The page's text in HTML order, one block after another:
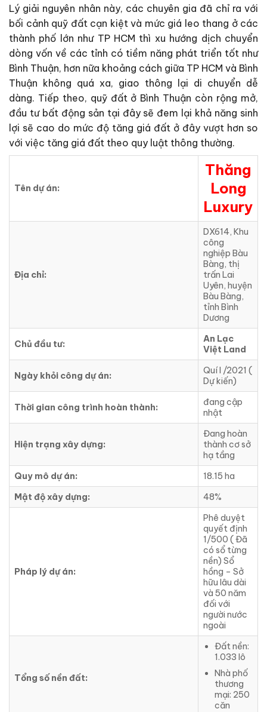
Lý giải nguyên nhân này, các chuyên gia đã chỉ ra với
bối cảnh quỹ đất cạn kiệt và mức giá leo thang ở các
thành phố lớn như TP HCM thì xu hướng dịch chuyển
dòng vốn về các tỉnh có tiềm năng phát triển tốt như
Bình Thuận, hơn nữa khoảng cách giữa TP HCM và Bình
Thuận không quá xa, giao thông lại di chuyển dễ
dàng. Tiếp theo, quỹ đất ở Bình Thuận còn rộng mở,
đầu tư bất động sản tại đây sẽ đem lại khả năng sinh
lợi sẽ cao do mức độ tăng giá đất ở đây vượt hơn so
với việc tăng giá đất theo quy luật thông thường.
Tên dự án:
Thăng
Long
Luxury
Địa chỉ:
DX614, Khu
công
nghiệp Bàu
Bàng, thị
trấn Lai
Uyên, huyện
Bàu Bàng,
tỉnh Bình
Dương
Chủ đầu tư:
An Lạc
Việt Land
Ngày khỏi công dự án:
Quí I /2021 (
Dự kiến)
Thời gian công trình hoàn thành:
đang cập
nhật
Hiện trạng xây dựng:
Đang hoàn
thành cơ sở
hạ tầng
Quy mô dự án:
18.15 ha
Mật độ xây dựng:
48%
Pháp lý dự án:
Phê duyệt
quyết định
1/500 ( Đã
có sổ từng
nền) Sổ
hồng – Sở
hữu lâu dài
và 50 năm
đối với
người nước
ngoài
Tổng số nền đất:
Đất nền:
1.033 lô
Nhà phố
thương
mại: 250
căn